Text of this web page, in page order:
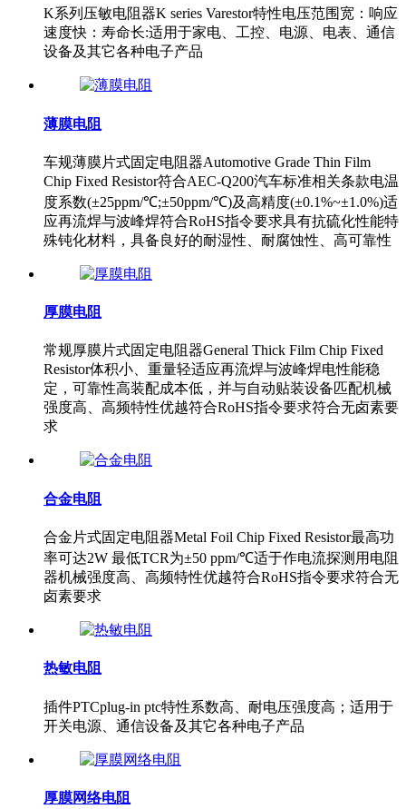
K系列压敏电阻器K series Varestor特性电压范围宽：响应
速度快：寿命长:适用于家电、工控、电源、电表、通信
设备及其它各种电子产品
薄膜电阻
车规薄膜片式固定电阻器Automotive Grade Thin Film
Chip Fixed Resistor符合AEC-Q200汽车标准相关条款电温
度系数(±25ppm/℃;±50ppm/℃)及高精度(±0.1%~±1.0%)适
应再流焊与波峰焊符合RoHS指令要求具有抗硫化性能特
殊钝化材料，具备良好的耐湿性、耐腐蚀性、高可靠性
厚膜电阻
常规厚膜片式固定电阻器General Thick Film Chip Fixed
Resistor体积小、重量轻适应再流焊与波峰焊电性能稳
定，可靠性高装配成本低，并与自动贴装设备匹配机械
强度高、高频特性优越符合RoHS指令要求符合无卤素要
求
合金电阻
合金片式固定电阻器Metal Foil Chip Fixed Resistor最高功
率可达2W 最低TCR为±50 ppm/℃适于作电流探测用电阻
器机械强度高、高频特性优越符合RoHS指令要求符合无
卤素要求
热敏电阻
插件PTCplug-in ptc特性系数高、耐电压强度高；适用于
开关电源、通信设备及其它各种电子产品
厚膜网络电阻